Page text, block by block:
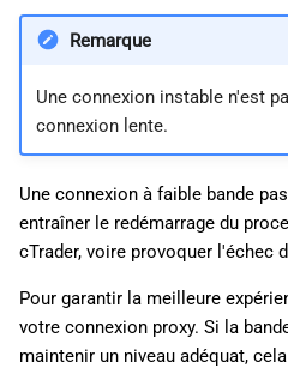
n
d
a
Détection de la localisation
Remarque
Une connexion instable n'est
connexion lente.
Une connexion à faible bande
entraîner le redémarrage du
cTrader, voire provoquer l'échec
Pour garantir la meilleure
votre connexion proxy. Si la
maintenir un niveau adéquat,